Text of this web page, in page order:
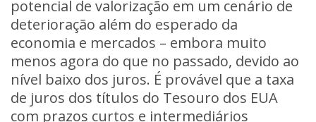
potencial de valorização em um cenário de
deterioração além do esperado da
economia e mercados – embora muito
menos agora do que no passado, devido ao
nível baixo dos juros. É provável que a taxa
de juros dos títulos do Tesouro dos EUA
com prazos curtos e intermediários